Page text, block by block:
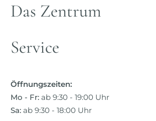
Das Zentrum
Service
Öffnungszeiten:
Mo - Fr: ab 9:30 - 19:00 Uhr
Sa: ab 9:30 - 18:00 Uhr